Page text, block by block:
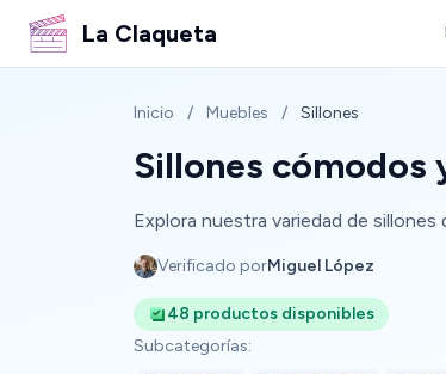
La Claqueta
Inicio / Muebles / Sillones
Sillones cómodos
Explora nuestra variedad de
Verificado porMiguel López
48 productos disponibles
Subcategorías: